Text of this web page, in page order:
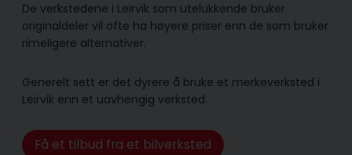
De verkstedene i Leirvik som utelukkende bruker
originaldeler vil ofte ha høyere priser enn de som bruker
rimeligere alternativer.
Generelt sett er det dyrere å bruke et merkeverksted i
Leirvik enn et uavhengig verksted.
Få et tilbud fra et bilverksted